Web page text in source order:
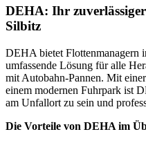
DEHA: Ihr
Silbitz
DEHA bietet Flottenmanagern
umfassende Lösung für alle
mit Autobahn-Pannen. Mit
einem modernen Fuhrpark ist
am Unfallort zu sein und
Die Vorteile von DEHA im